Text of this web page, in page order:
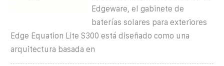
Edgeware, el gabinete de
baterías solares para exteriores
Edge Equation Lite S300 está diseñado como una
arquitectura basada en